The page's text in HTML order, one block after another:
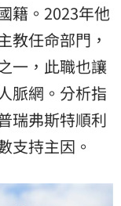
籍。2023年他
教任命部門，
一，此職也讓
脈網。分析指
瑞弗斯特順利
支持主因。